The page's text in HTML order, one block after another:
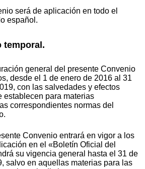
será de aplicación en todo el
español.
temporal.
general del presente Convenio
desde el 1 de enero de 2016 al 31
con las salvedades y efectos
establecen para materias
correspondientes normas del
Convenio entrará en vigor a los
en el «Boletín Oficial del
su vigencia general hasta el 31 de
salvo en aquellas materias para las